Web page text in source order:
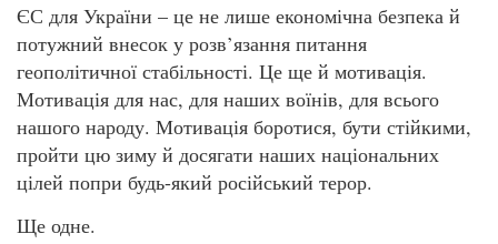
ЄС для України – це не лише економічна безпека й
потужний внесок у розв’язання питання
геополітичної стабільності. Це ще й мотивація.
Мотивація для нас, для наших воїнів, для всього
нашого народу. Мотивація боротися, бути стійкими,
пройти цю зиму й досягати наших національних
цілей попри будь-який російський терор.
Ще одне.